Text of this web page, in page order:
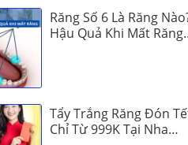
Răng Số 6 Là Răng
Hậu Quả Khi Mất Răng
Tẩy Trắng Răng Đón
Chỉ Từ 999K Tại Nha